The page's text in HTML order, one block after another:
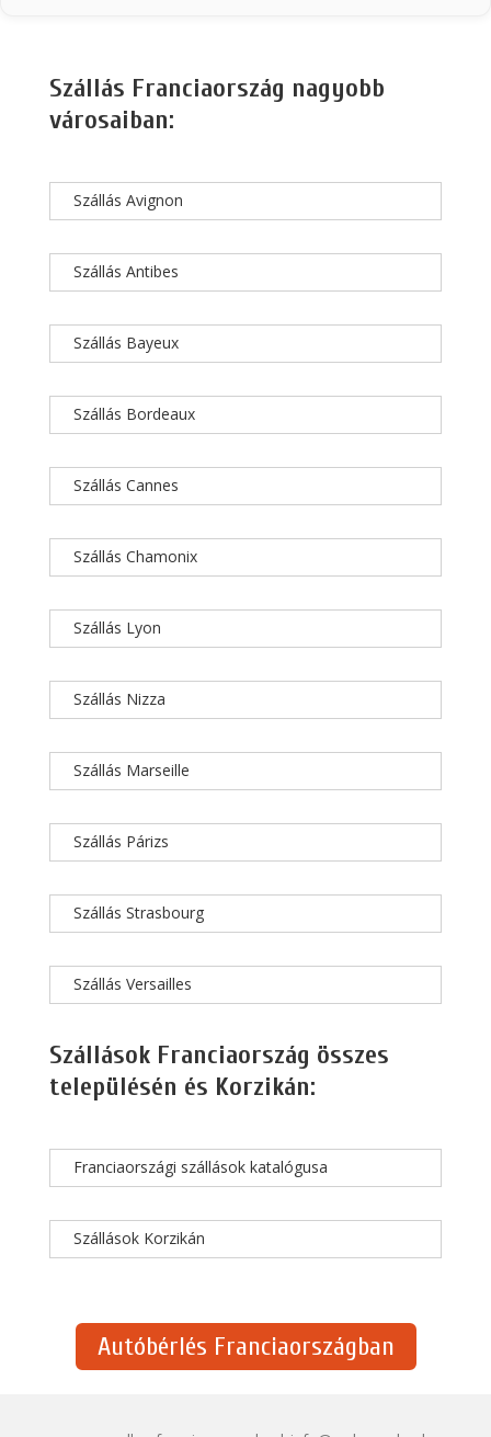
Szállás Franciaország nagyobb
városaiban:
Szállás Avignon
Szállás Antibes
Szállás Bayeux
Szállás Bordeaux
Szállás Cannes
Szállás Chamonix
Szállás Lyon
Szállás Nizza
Szállás Marseille
Szállás Párizs
Szállás Strasbourg
Szállás Versailles
Szállások Franciaország összes
településén és Korzikán:
Franciaországi szállások katalógusa
Szállások Korzikán
Autóbérlés Franciaországban